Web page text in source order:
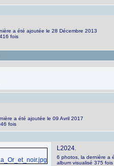
a été ajoutée le 28 Décembre 2013
fois
a été ajoutée le 09 Avril 2017
fois
L2024.
6 photos, la dernière a
album visualisé 375 fois